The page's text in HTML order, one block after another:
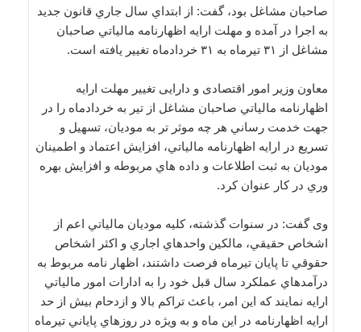
صاحبان مشاغل بود، گفت: از ابتداي سال جاري قانون جديد
به اجرا در آمده و مهلت ارايه اظهارنامه مالياتي صاحبان
مشاغل از ۳۱ تيرماه به ۳۱ خردادماه تغيير يافته است.
معاون وزیر امور اقتصادی و دارایی تغيير مهلت ارايه
اظهارنامه مالياتي صاحبان مشاغل از تير به خردادماه را در
جهت خدمت رساني هر چه موثر تر به موديان، تسهيل و
تسريع در ارايه اظهارنامه مالياتي، افزايش اعتماد و اطمينان
موديان به ثبت اطلاعات و داده هاي مربوطه و افزايش بهره
وري در کار عنوان کرد.
وی گفت: در سنوات گذشته، کليه موديان مالياتي اعم از
اشخاص حقيقي، مالکين واحدهاي اجاري و اکثر اشخاص
حقوقي تا پايان تيرماه فرصت داشتند، اظهار نامه مربوط به
درآمدهاي عملکرد سال قبل خود را به ادارات امور مالياتي
ارايه نمايند که اين امر، باعث تراکم بالا و ازدحام بيش از حد
ارايه اظهارنامه در اين ماه و به ويژه در روزهاي پاياني تيرماه